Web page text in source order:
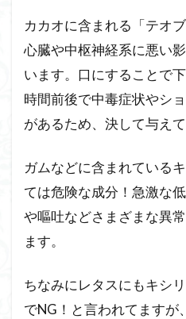
カカオに含まれる「テオ
心臓や中枢神経系に悪い
います。口にすることで
時間前後で中毒症状やシ
があるため、決して与えて
ガムなどに含まれている
ては危険な成分！急激な
や嘔吐などさまざまな異
ます。
ちなみにレタスにもキシ
でNG！と言われてますが